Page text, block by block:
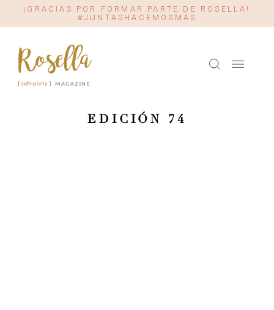
¡GRACIAS POR FORMAR PARTE DE ROSELLA!
#JUNTASHACEMOSMÁS
EDICIÓN 74